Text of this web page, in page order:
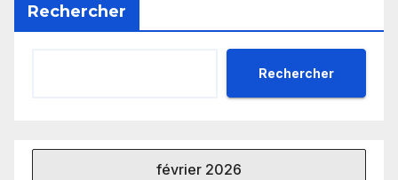
Rechercher
Rechercher
février 2026